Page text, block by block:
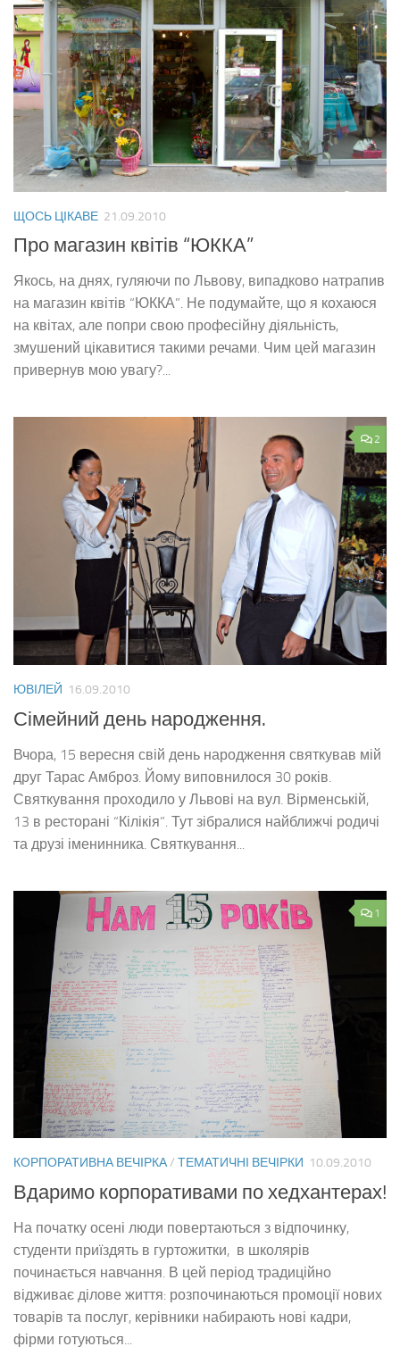
ЩОСЬ ЦІКАВЕ 21.09.2010
Про магазин квітів “ЮККА”
Якось, на днях, гуляючи по Львову, випадково натрапив
на магазин квітів “ЮККА”. Не подумайте, що я кохаюся
на квітах, але попри свою професійну діяльність,
змушений цікавитися такими речами. Чим цей магазин
привернув мою увагу?...
2
ЮВІЛЕЙ 16.09.2010
Сімейний день народження.
Вчора, 15 вересня свій день народження святкував мій
друг Тарас Амброз. Йому виповнилося 30 років.
Святкування проходило у Львові на вул. Вірменській,
13 в ресторані “Кілікія”. Тут зібралися найближчі родичі
та друзі іменинника. Святкування...
1
КОРПОРАТИВНА ВЕЧІРКА/ ТЕМАТИЧНІ ВЕЧІРКИ 10.09.2010
Вдаримо корпоративами по хедхантерах!
На початку осені люди повертаються з відпочинку,
студенти приїздять в гуртожитки, в школярів
починається навчання. В цей період традиційно
відживає ділове життя: розпочинаються промоції нових
товарів та послуг, керівники набирають нові кадри,
фірми готуються...